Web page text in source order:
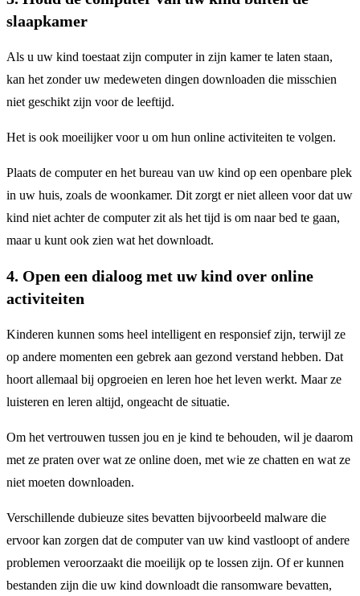
slaapkamer
Als u uw kind toestaat zijn computer in zijn kamer te laten staan,
kan het zonder uw medeweten dingen downloaden die misschien
niet geschikt zijn voor de leeftijd.
Het is ook moeilijker voor u om hun online activiteiten te volgen.
Plaats de computer en het bureau van uw kind op een openbare plek
in uw huis, zoals de woonkamer. Dit zorgt er niet alleen voor dat uw
kind niet achter de computer zit als het tijd is om naar bed te gaan,
maar u kunt ook zien wat het downloadt.
4. Open een dialoog met uw kind over online
activiteiten
Kinderen kunnen soms heel intelligent en responsief zijn, terwijl ze
op andere momenten een gebrek aan gezond verstand hebben. Dat
hoort allemaal bij opgroeien en leren hoe het leven werkt. Maar ze
luisteren en leren altijd, ongeacht de situatie.
Om het vertrouwen tussen jou en je kind te behouden, wil je daarom
met ze praten over wat ze online doen, met wie ze chatten en wat ze
niet moeten downloaden.
Verschillende dubieuze sites bevatten bijvoorbeeld malware die
ervoor kan zorgen dat de computer van uw kind vastloopt of andere
problemen veroorzaakt die moeilijk op te lossen zijn. Of er kunnen
bestanden zijn die uw kind downloadt die ransomware bevatten,